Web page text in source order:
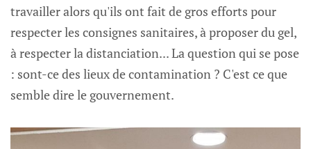
travailler alors qu'ils ont fait de gros efforts pour
respecter les consignes sanitaires, à proposer du gel,
à respecter la distanciation... La question qui se pose
: sont-ce des lieux de contamination ? C'est ce que
semble dire le gouvernement.